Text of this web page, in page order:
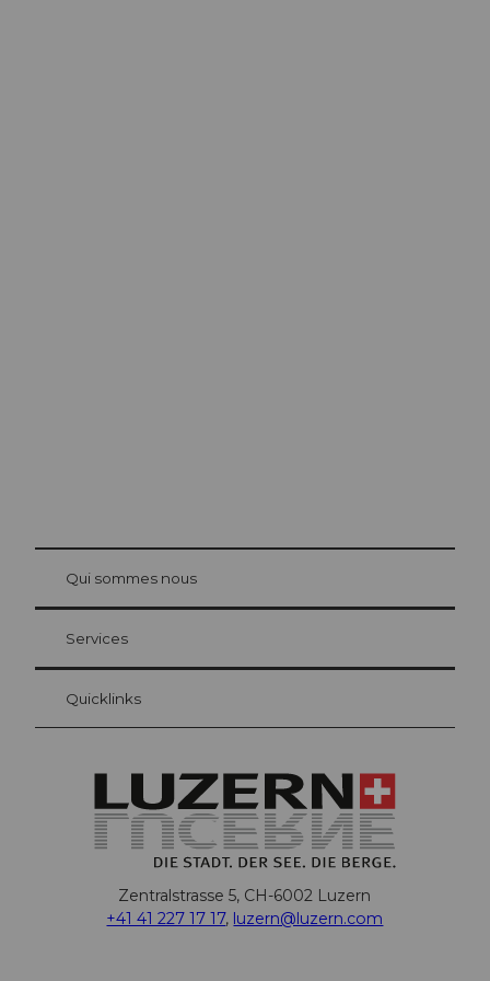
Carte d’hôte Lucerne
Vos avantages en tant qu'hôte pour la nuit
at Bre
Qui sommes nous
Services
Quicklinks
Zentralstrasse 5, CH-6002 Luzern
+41 41 227 17 17, luzern@luzern.com